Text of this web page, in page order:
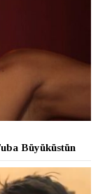
Büyüküstün